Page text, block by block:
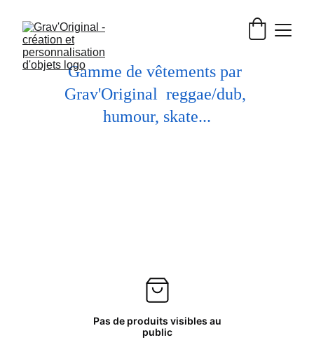
Gamme de vêtements par
Grav'Original  reggae/dub,
humour, skate...
Pas de produits visibles au
public